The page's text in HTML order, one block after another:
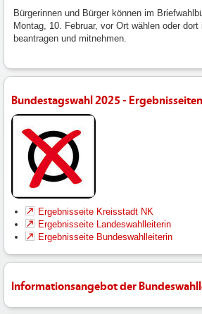
Bürgerinnen und Bürger können im
Montag, 10. Februar, vor Ort wählen oder
beantragen und mitnehmen.
Bundestagswahl 2025 - Ergebnisseiten
Ergebnisseite Kreisstadt NK
Ergebnisseite Landeswahlleiterin
Ergebnisseite Bundeswahlleiterin
Informationsangebot der